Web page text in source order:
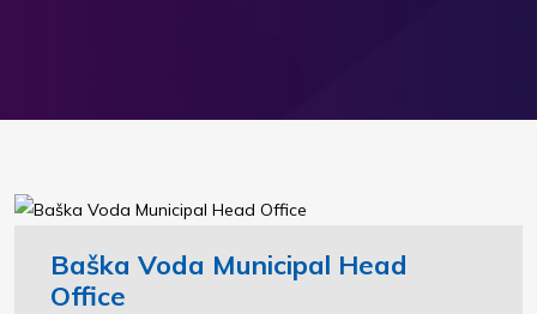
Baška Voda Municipal Head
Office